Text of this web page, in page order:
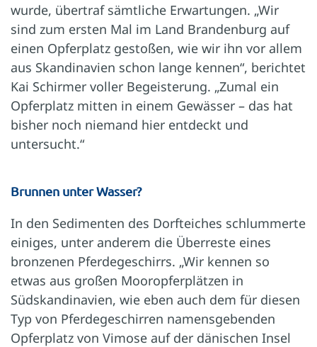
wurde, übertraf sämtliche Erwartungen. „Wir
sind zum ersten Mal im Land Brandenburg auf
einen Opferplatz gestoßen, wie wir ihn vor allem
aus Skandinavien schon lange kennen“, berichtet
Kai Schirmer voller Begeisterung. „Zumal ein
Opferplatz mitten in einem Gewässer – das hat
bisher noch niemand hier entdeckt und
untersucht.“
Brunnen unter Wasser?
In den Sedimenten des Dorfteiches schlummerte
einiges, unter anderem die Überreste eines
bronzenen Pferdegeschirrs. „Wir kennen so
etwas aus großen Mooropferplätzen in
Südskandinavien, wie eben auch dem für diesen
Typ von Pferdegeschirren namensgebenden
Opferplatz von Vimose auf der dänischen Insel